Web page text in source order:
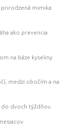
mimika
ako prevencia
na báze kyseliny
medzi obočím a na
dvoch týždňov.